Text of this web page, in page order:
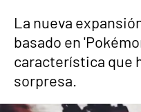
La nueva
basado en
característica que
sorpresa.